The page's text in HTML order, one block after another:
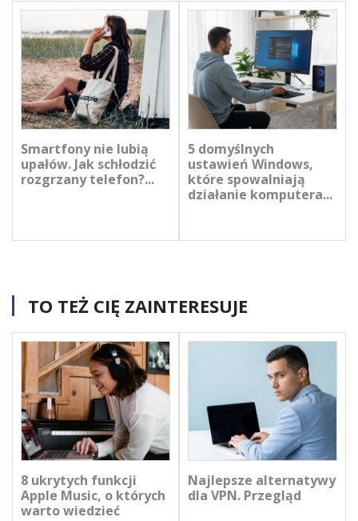
Smartfony nie lubią
upałów. Jak schłodzić
rozgrzany telefon?...
5 domyślnych
ustawień Windows,
które spowalniają
działanie komputera...
TO TEŻ CIĘ ZAINTERESUJE
8 ukrytych funkcji
Apple Music, o których
warto wiedzieć
Najlepsze alternatywy
dla VPN. Przegląd